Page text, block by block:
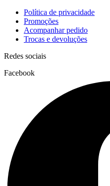
Política de privacidade
Promoções
Acompanhar pedido
Trocas e devoluções
Redes sociais
Facebook